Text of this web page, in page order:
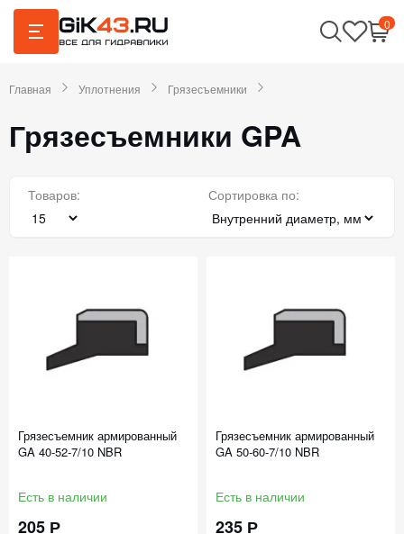
0
Главная Уплотнения Грязесъемники
Грязесъемники GPA
Товаров: Сортировка по:
Грязесъемник армированный
GA 40-52-7/10 NBR
Есть в наличии
205 Р
Грязесъемник армированный
GA 50-60-7/10 NBR
Есть в наличии
235 Р